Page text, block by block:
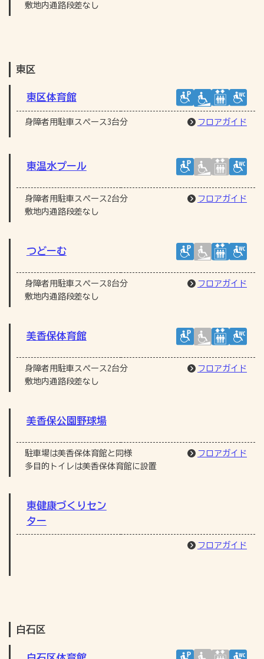
敷地内通路段差なし
東区
東区体育館
身障者用駐車スペース3台分 フロアガイド
東温水プール
身障者用駐車スペース2台分
敷地内通路段差なし
フロアガイド
つどーむ
身障者用駐車スペース8台分
敷地内通路段差なし
フロアガイド
美香保体育館
身障者用駐車スペース2台分
敷地内通路段差なし
フロアガイド
美香保公園野球場
駐車場は美香保体育館と同様
多目的トイレは美香保体育館に設置
フロアガイド
東健康づくりセン
ター
フロアガイド
白石区